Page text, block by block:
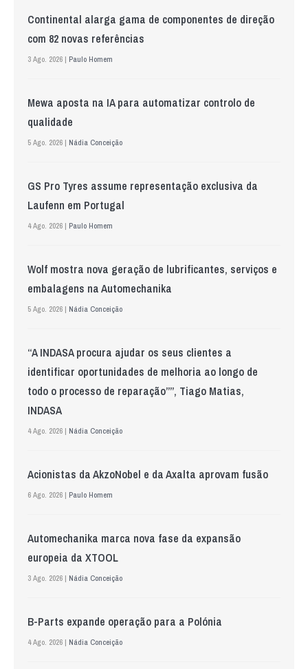
Continental alarga gama de componentes de direção
com 82 novas referências
3 Ago. 2026 | Paulo Homem
Mewa aposta na IA para automatizar controlo de
qualidade
5 Ago. 2026 | Nádia Conceição
GS Pro Tyres assume representação exclusiva da
Laufenn em Portugal
4 Ago. 2026 | Paulo Homem
Wolf mostra nova geração de lubrificantes, serviços e
embalagens na Automechanika
5 Ago. 2026 | Nádia Conceição
“A INDASA procura ajudar os seus clientes a
identificar oportunidades de melhoria ao longo de
todo o processo de reparação””, Tiago Matias,
INDASA
4 Ago. 2026 | Nádia Conceição
Acionistas da AkzoNobel e da Axalta aprovam fusão
6 Ago. 2026 | Paulo Homem
Automechanika marca nova fase da expansão
europeia da XTOOL
3 Ago. 2026 | Nádia Conceição
B-Parts expande operação para a Polónia
4 Ago. 2026 | Nádia Conceição